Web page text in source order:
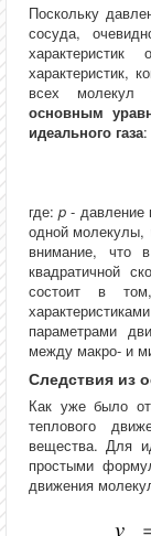
Поскольку
сосуда,
характеристик,
всех молекул
основным
идеального газа:
где:p - давление
одной молекулы,
внимание, что
квадратичной
состоит в
параметрами
между макро- и
Следствия из
Как уже было
теплового
вещества. Для
простыми
движения